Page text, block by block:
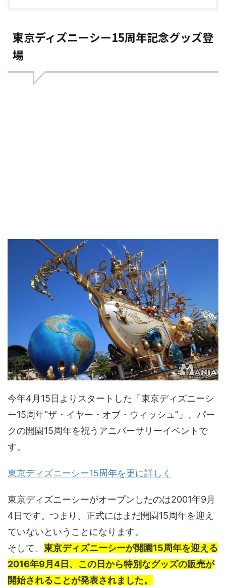
東京ディズニーシー15周年記念グッズ登
場
今年4月15日よりスタートした「東京ディズニーシ
ー15周年“ザ・イヤー・オブ・ウィッシュ”」、パー
クの開園15周年を祝うアニバーサリーイベントで
す。
東京ディズニーシー15周年を更に詳しく
東京ディズニーシーがオープンしたのは2001年9月
4日です。つまり、正式にはまだ開園15周年を迎え
ていないということになります。
そして、 東京ディズニーシーが開園15周年を迎える
2016年9月4日、この日から特別なグッズの販売が
開始されることが発表されました。